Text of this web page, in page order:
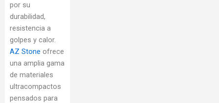
por su
durabilidad,
resistencia a
golpes y calor.
AZ Stone ofrece
una amplia gama
de materiales
ultracompactos
pensados para